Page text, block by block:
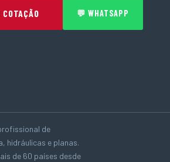
💬 WHATSAPP
de
hidráulicas e planas.
de 60 países desde